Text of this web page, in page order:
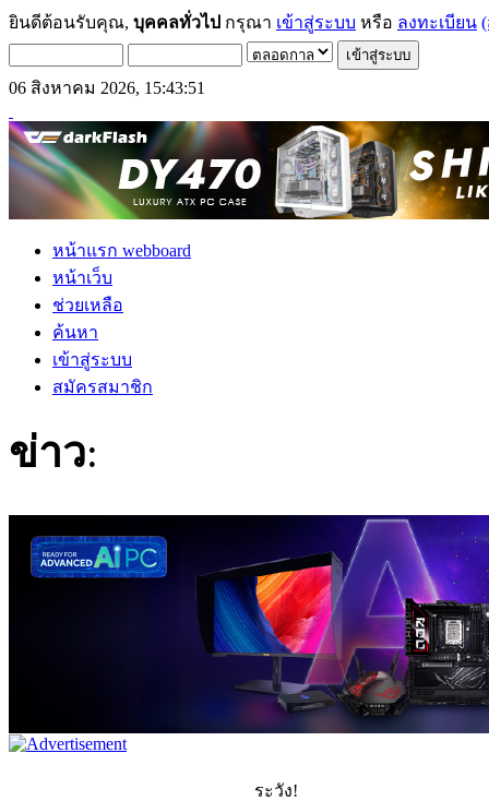
ยินดีต้อนรับคุณ, บุคคลทั่วไป กรุณา เข้าสู่ระบบ หรือ ลงทะเบียน
06 สิงหาคม 2026, 15:43:51
หน้าแรก webboard
หน้าเว็บ
ช่วยเหลือ
ค้นหา
เข้าสู่ระบบ
สมัครสมาชิก
ข่าว:
ระวัง!